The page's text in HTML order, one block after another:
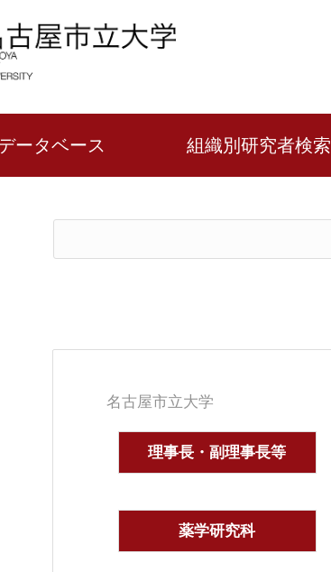
ータベース 組織別研究者検索
名古屋市立大学
理事長・副理事長等
薬学研究科